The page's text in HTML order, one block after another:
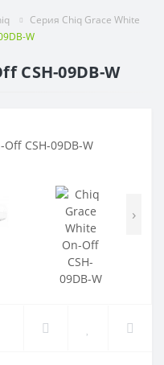
Серия Chiq Grace White
W
CSH-09DB-W
›